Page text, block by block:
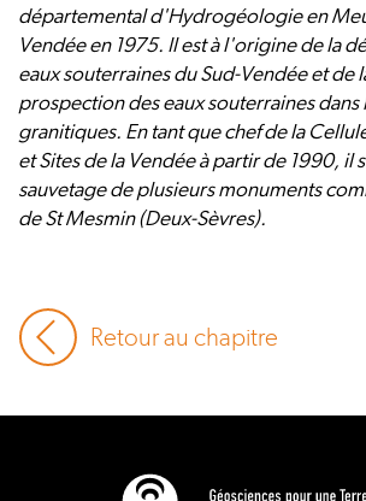
départemental d'Hydrogéologie en
Vendée en 1975. Il est à l'origine de la
eaux souterraines du Sud-Vendée et de
prospection des eaux souterraines dans
granitiques. En tant que chef de la
et Sites de la Vendée à partir de 1990, il
sauvetage de plusieurs monuments
de St Mesmin (Deux-Sèvres).
Retour au chapitre